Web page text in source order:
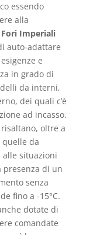
essendo
alla
Imperiali
auto-adattare
e
in grado di
da interni,
dei quali c’è
ad incasso.
oltre a
da
alle situazioni
di un
senza
fino a -15°C.
dotate di
comandate